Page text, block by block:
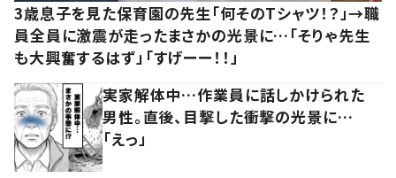
3歳息子を見た保育園の先生「何そのTシャツ！？」→職
員全員に激震が走ったまさかの光景に…「そりゃ先生
も大興奮するはず」「すげーー！！」
実家解体中…作業員に話しかけられた
男性。直後、目撃した衝撃の光景に…
「えっ」